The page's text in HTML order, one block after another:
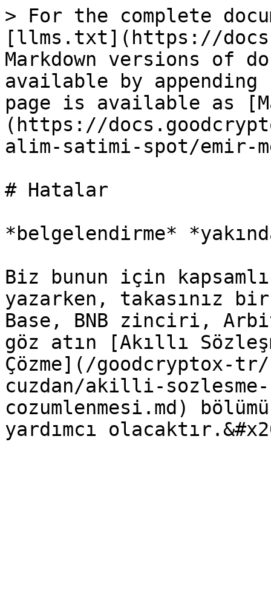
> For the complete
[llms.txt](https://
Markdown versions of
available by
page is available as
(https://
alim-satimi-spot/emir-
# Hatalar
*belgelendirme*
Biz bunun için
yazarken, takasınız
Base, BNB zinciri,
göz atın [Akıllı
Çözme](/goodcryptox-
cuzdan/akilli-
cozumlenmesi.md)